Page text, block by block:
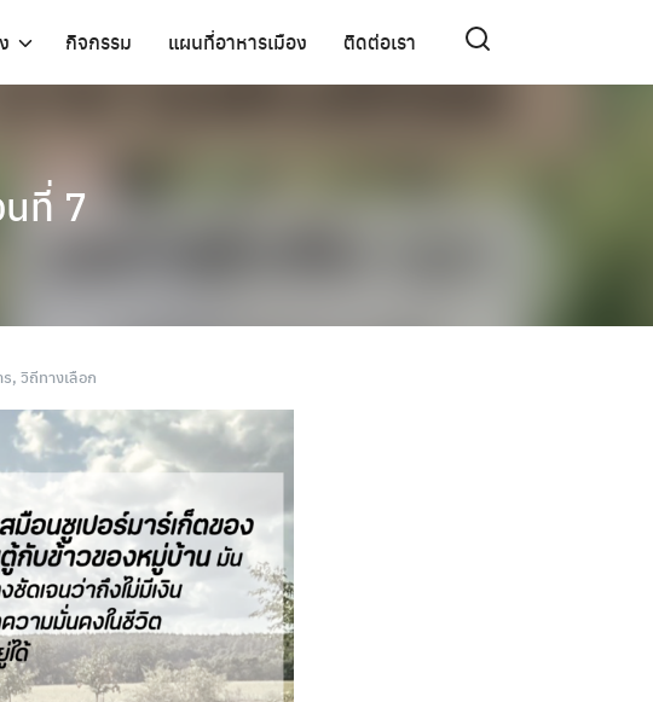
กิจกรรม แผนที่อาหารเมือง ติดต่อเรา
นที่ 7
, วิถีทางเลือก